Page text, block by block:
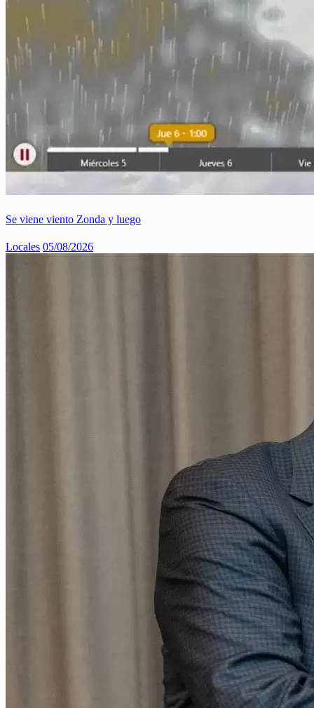
Se viene viento Zonda y luego
Locales 05/08/2026